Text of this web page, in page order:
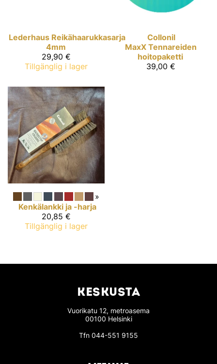
Lederhaus Reikähaarukkasarja
4mm
29,90 €
Tillgänglig i lager
Collonil
MaxX Tennareiden
hoitopaketti
39,00 €
»
Kenkälankki ja -harja
20,85 €
Tillgänglig i lager
KESKUSTA
Vuorikatu 12, metroasema
00100 Helsinki
Tfn 044-551 9155